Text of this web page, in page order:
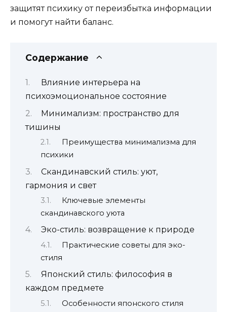
защитят психику от переизбытка информации
и помогут найти баланс.
Содержание
Влияние интерьера на
психоэмоциональное состояние
Минимализм: пространство для
тишины
Преимущества минимализма для
психики
Скандинавский стиль: уют,
гармония и свет
Ключевые элементы
скандинавского уюта
Эко-стиль: возвращение к природе
Практические советы для эко-
стиля
Японский стиль: философия в
каждом предмете
Особенности японского стиля